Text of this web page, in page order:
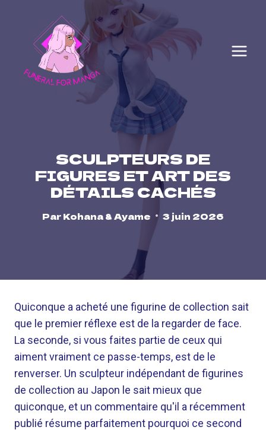
content
SCULPTEURS DE
FIGURES ET ART DES
DÉTAILS CACHÉS
ParKohana & Ayame 3 juin 2026
Quiconque a acheté une figurine de collection sait
que le premier réflexe est de la regarder de face.
La seconde, si vous faites partie de ceux qui
aiment vraiment ce passe-temps, est de le
renverser. Un sculpteur indépendant de figurines
de collection au Japon le sait mieux que
quiconque, et un commentaire qu'il a récemment
publié résume parfaitement pourquoi ce second